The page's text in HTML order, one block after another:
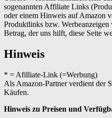
sogenannten Affiliate Links
oder einem Hinweis auf Amazon
Produktlinks bzw.
Betrag, der uns hilft, diese Seite
Hinweis
* = Afilliate-Link (=Werbung)
Als Amazon-Partner verdient der
Käufen.
Hinweis zu Preisen und